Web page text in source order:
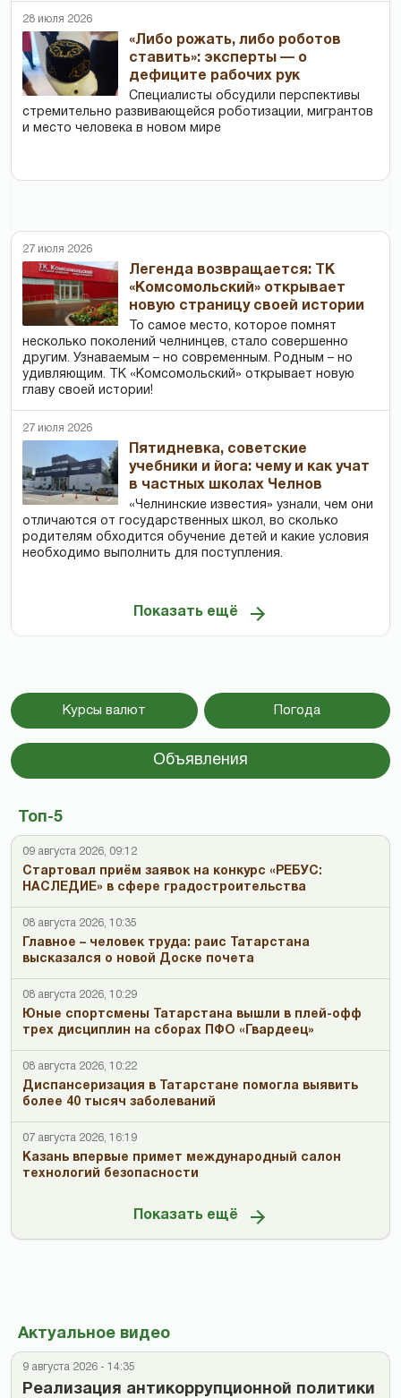
28 июля 2026
«Либо рожать, либо роботов
ставить»: эксперты — о
дефиците рабочих рук
Специалисты обсудили перспективы
стремительно развивающейся роботизации, мигрантов
и место человека в новом мире
27 июля 2026
Легенда возвращается: ТК
«Комсомольский» открывает
новую страницу своей истории
То самое место, которое помнят
несколько поколений челнинцев, стало совершенно
другим. Узнаваемым – но современным. Родным – но
удивляющим. ТК «Комсомольский» открывает новую
главу своей истории!
27 июля 2026
Пятидневка, советские
учебники и йога: чему и как учат
в частных школах Челнов
«Челнинские известия» узнали, чем они
отличаются от государственных школ, во сколько
родителям обходится обучение детей и какие условия
необходимо выполнить для поступления.
Показать ещё
Курсы валют Погода
Объявления
Топ-5
09 августа 2026, 09:12
Стартовал приём заявок на конкурс «РЕБУС:
НАСЛЕДИЕ» в сфере градостроительства
08 августа 2026, 10:35
Главное – человек труда: раис Татарстана
высказался о новой Доске почета
08 августа 2026, 10:29
Юные спортсмены Татарстана вышли в плей-офф
трех дисциплин на сборах ПФО «Гвардеец»
08 августа 2026, 10:22
Диспансеризация в Татарстане помогла выявить
более 40 тысяч заболеваний
07 августа 2026, 16:19
Казань впервые примет международный салон
технологий безопасности
Показать ещё
Актуальное видео
9 августа 2026 - 14:35
Реализация антикоррупционной политики